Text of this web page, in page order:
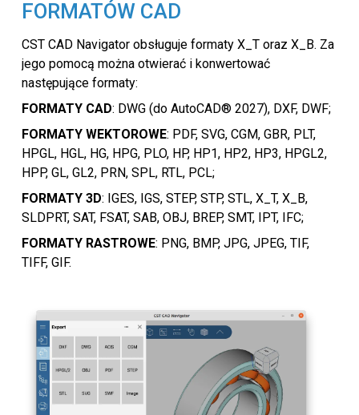
FORMATÓW CAD
CST CAD Navigator obsługuje formaty X_T oraz X_B. Za
jego pomocą można otwierać i konwertować
następujące formaty:
FORMATY CAD: DWG (do AutoCAD® 2027), DXF, DWF;
FORMATY WEKTOROWE: PDF, SVG, CGM, GBR, PLT,
HPGL, HGL, HG, HPG, PLO, HP, HP1, HP2, HP3, HPGL2,
HPP, GL, GL2, PRN, SPL, RTL, PCL;
FORMATY 3D: IGES, IGS, STEP, STP, STL, X_T, X_B,
SLDPRT, SAT, FSAT, SAB, OBJ, BREP, SMT, IPT, IFC;
FORMATY RASTROWE: PNG, BMP, JPG, JPEG, TIF,
TIFF, GIF.